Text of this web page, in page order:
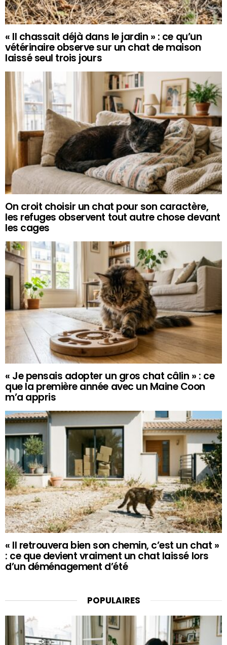
« Il chassait déjà dans le jardin » : ce qu’un
vétérinaire observe sur un chat de maison
laissé seul trois jours
On croit choisir un chat pour son caractère,
les refuges observent tout autre chose devant
les cages
« Je pensais adopter un gros chat câlin » : ce
que la première année avec un Maine Coon
m’a appris
« Il retrouvera bien son chemin, c’est un chat »
: ce que devient vraiment un chat laissé lors
d’un déménagement d’été
POPULAIRES